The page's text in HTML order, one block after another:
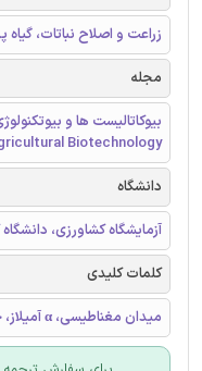
زراعت و اصلاح نباتات،
مجله
Biotechnology
دانشگاه
آزمایشگاه کشاورزی،
کلمات کلیدی
میدان مغناطیسی، α آمیلاز، جوانه زنی، گندم دوروم، بذر، قبل از کاشت